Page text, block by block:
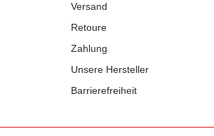
Versand
Retoure
Zahlung
Unsere Hersteller
Barrierefreiheit